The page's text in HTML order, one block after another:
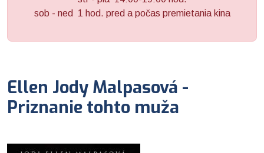
sob - ned 1 hod. pred a počas premietania kina
Ellen Jody Malpasová -
Priznanie tohto muža